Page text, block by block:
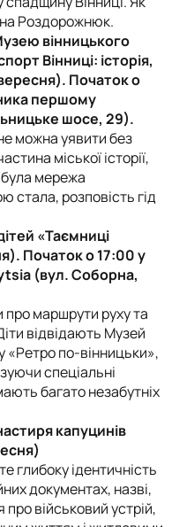
Роздорожнюк.
вінницького
Вінниці: історія,
Початок о
першому
шосе, 29).
можна уявити без
міської історії,
мережа
стала, розповість гід
«Таємниці
Початок о 17:00 у
(вул. Соборна,
про маршрути руху та
відвідають Музей
«Ретро по-вінницьки»,
спеціальні
багато незабутніх
капуцинів
глибоку ідентичність
документах, назві,
про військовий устрій,